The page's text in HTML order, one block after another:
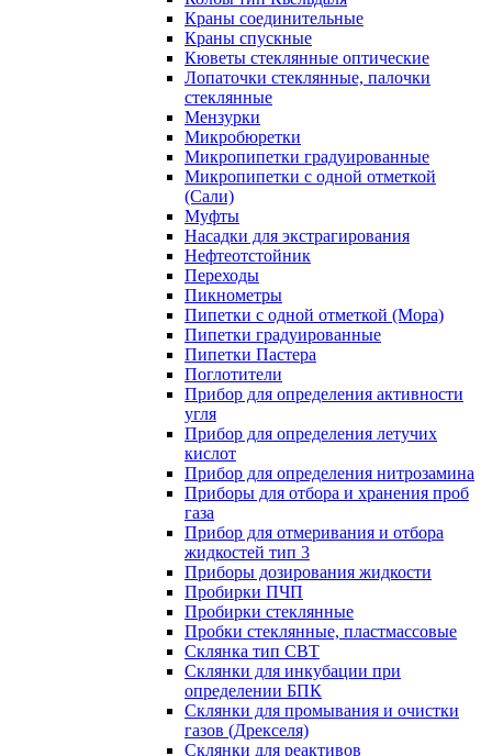
Краны соединительные
Краны спускные
Кюветы стеклянные оптические
Лопаточки стеклянные, палочки
стеклянные
Мензурки
Микробюретки
Микропипетки градуированные
Микропипетки с одной отметкой
(Сали)
Муфты
Насадки для экстрагирования
Нефтеотстойник
Переходы
Пикнометры
Пипетки с одной отметкой (Мора)
Пипетки градуированные
Пипетки Пастера
Поглотители
Прибор для определения активности
угля
Прибор для определения летучих
кислот
Прибор для определения нитрозамина
Приборы для отбора и хранения проб
газа
Прибор для отмеривания и отбора
жидкостей тип 3
Приборы дозирования жидкости
Пробирки ПЧП
Пробирки стеклянные
Пробки стеклянные, пластмассовые
Склянка тип СВТ
Склянки для инкубации при
определении БПК
Склянки для промывания и очистки
газов (Дрекселя)
Склянки для реактивов